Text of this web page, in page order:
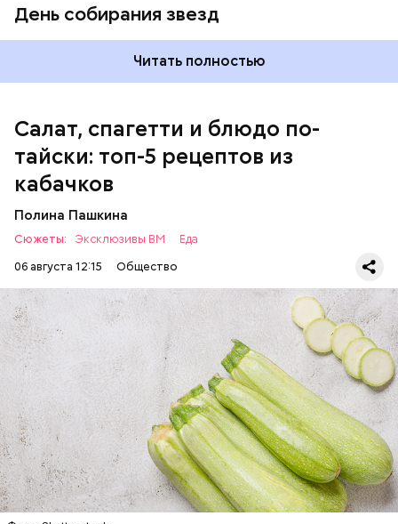
День собирания звезд
Читать полностью
Салат, спагетти и блюдо по-
тайски: топ-5 рецептов из
кабачков
Полина Пашкина
Сюжеты: Эксклюзивы ВМ
Еда
06 августа 12:15
Общество
Ингредиенты:
оливковое масло;
ЕДА ОВОЩИ РЕЦЕПТЫ